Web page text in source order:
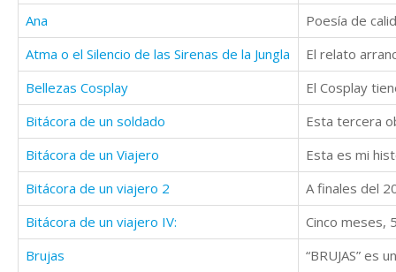
Ana
Poesía de
Atma o el Silencio de las Sirenas de la Jungla
El relato
Bellezas Cosplay
Bitácora de un soldado
Bitácora de un Viajero
Bitácora de un viajero 2
Bitácora de un viajero IV:
Brujas